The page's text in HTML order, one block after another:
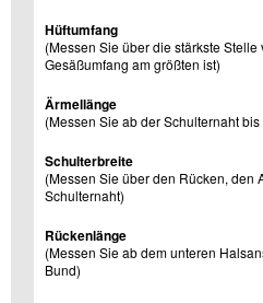
Hüftumfang
(Messen Sie über die stärkste
Gesäßumfang am größten ist)
Ärmellänge
(Messen Sie ab der Schulternaht
Schulterbreite
(Messen Sie über den Rücken, den
Schulternaht)
Rückenlänge
(Messen Sie ab dem unteren
Bund)